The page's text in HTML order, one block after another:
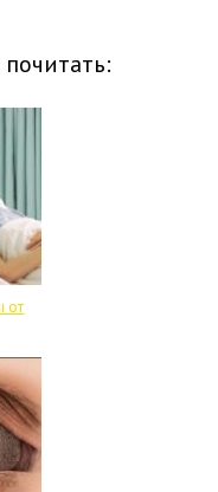
от